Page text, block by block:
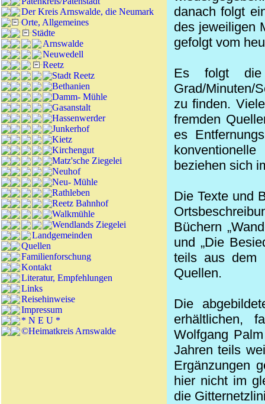
Der Kreis Arnswalde, die Neumark
Orte, Allgemeines
Städte
Arnswalde
Neuwedell
Reetz
Stadt Reetz
Bethanien
Damm- Mühle
Gasanstalt
Hassenwerder
Junkerhof
Kietz
Kirchengut
Matz'sche Ziegelei
Neuhof
Neu- Mühle
Rathleben
Reetz Bahnhof
Walkmühle
Wendlands Ziegelei
Landgemeinden
Quellen
Familienforschung
Kontakt
Literatur, Empfehlungen
Links
Reisehinweise
Impressum
* N E U *
©Heimatkreis Arnswalde
danach folgt
des jeweiligen
gefolgt vom
Es folgt die
Grad/Minuten/
zu finden.
fremden
es
beziehen sich
Die Texte und
Büchern
und „Die
teils aus dem
Quellen.
Die
erhältlichen,
Wolfgang
Jahren teils
Ergänzungen
hier nicht im
die